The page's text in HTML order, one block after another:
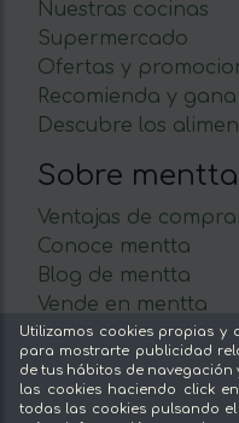
Nuestras cocinas
Supermercado
Ofertas y
Recomienda y gana
Descubre los
Sobre mentta
Ventajas de
Conoce mentta
Blog de mentta
Vende en mentta
Fidelización
Preguntas
Legal
Utilizamos cookies propias y
para mostrarte publicidad
de tus hábitos de navegación
las cookies haciendo click
todas las cookies pulsando